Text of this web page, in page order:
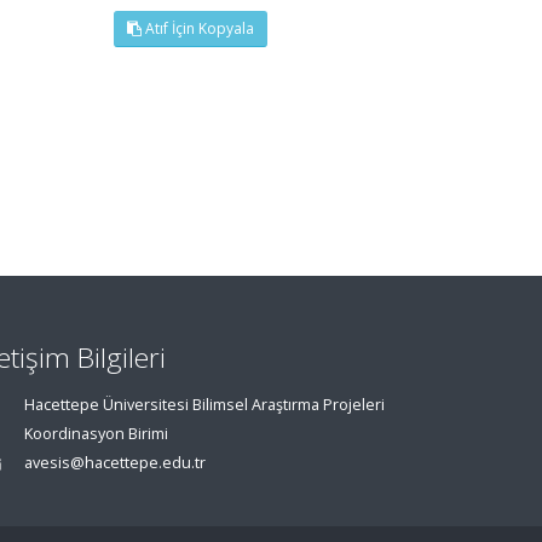
Atıf İçin Kopyala
Bilgileri
Hacettepe Üniversitesi Bilimsel Araştırma Projeleri
Koordinasyon Birimi
avesis@hacettepe.edu.tr